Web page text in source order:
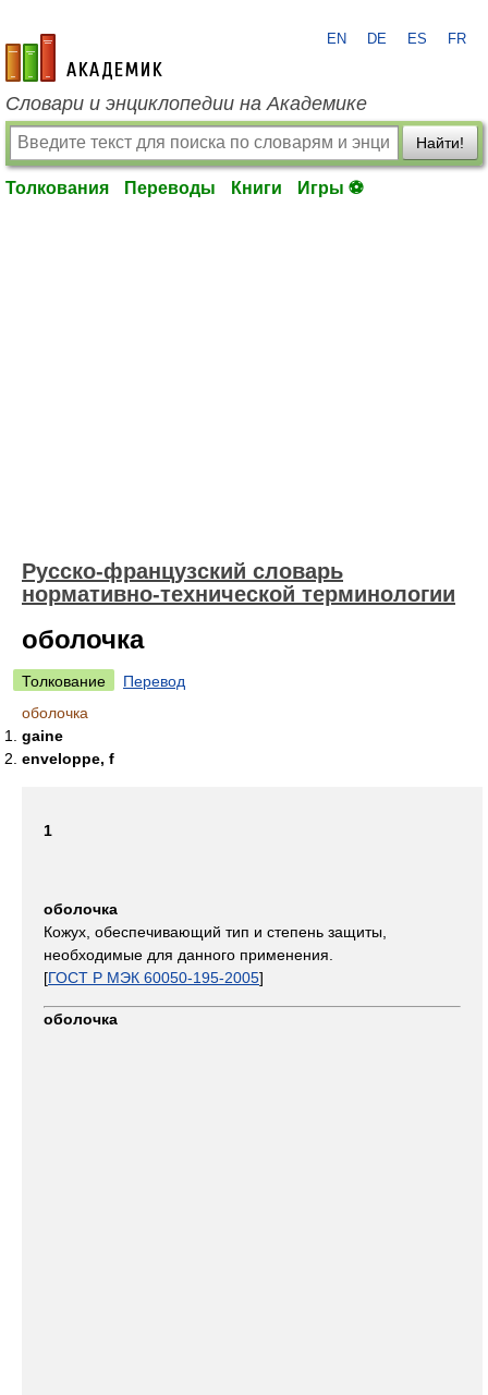
academic.ru
EN DE ES FR
Словари и энциклопедии на Академике
Найти!
Толкования Переводы Книги Игры ⚽
Русско-французский словарь
нормативно-технической терминологии
оболочка
Толкование
Перевод
оболочка
gaine
enveloppe, f
1
оболочка
Кожух, обеспечивающий тип и степень защиты,
необходимые для данного применения.
[ГОСТ Р МЭК 60050-195-2005]
оболочка